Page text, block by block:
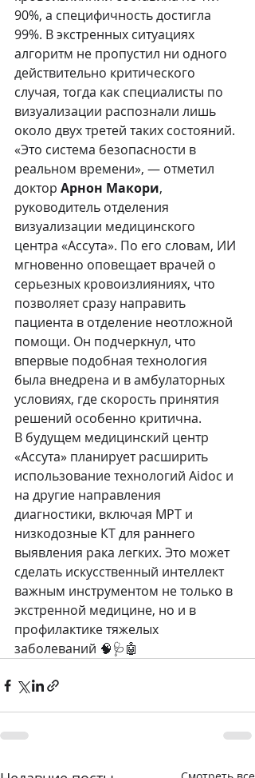
90%, а специфичность достигла
99%. В экстренных ситуациях
алгоритм не пропустил ни одного
действительно критического
случая, тогда как специалисты по
визуализации распознали лишь
около двух третей таких состояний.
«Это система безопасности в
реальном времени», — отметил
доктор Арнон Макори,
руководитель отделения
визуализации медицинского
центра «Ассута». По его словам, ИИ
мгновенно оповещает врачей о
серьезных кровоизлияниях, что
позволяет сразу направить
пациента в отделение неотложной
помощи. Он подчеркнул, что
впервые подобная технология
была внедрена и в амбулаторных
условиях, где скорость принятия
решений особенно критична.
В будущем медицинский центр
«Ассута» планирует расширить
использование технологий Aidoc и
на другие направления
диагностики, включая МРТ и
низкодозные КТ для раннего
выявления рака легких. Это может
сделать искусственный интеллект
важным инструментом не только в
экстренной медицине, но и в
профилактике тяжелых
заболеваний 🧠🩺🤖